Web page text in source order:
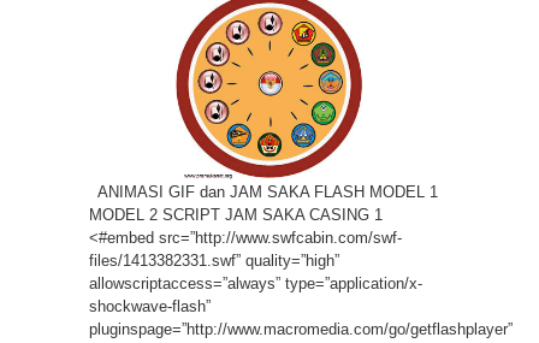
ANIMASI GIF dan JAM SAKA FLASH MODEL 1
MODEL 2 SCRIPT JAM SAKA CASING 1
<#embed src=”http://www.swfcabin.com/swf-
files/1413382331.swf” quality=”high”
allowscriptaccess=”always” type=”application/x-
shockwave-flash”
pluginspage=”http://www.macromedia.com/go/getflashplayer”